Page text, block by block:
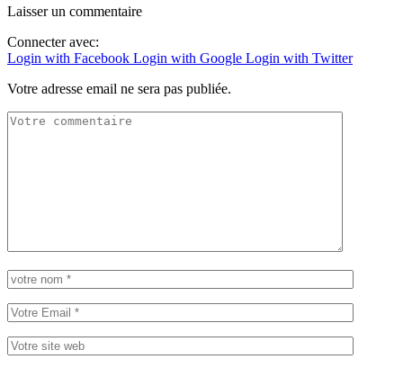
Laisser un commentaire
Connecter avec:
Login with Facebook Login with Google Login with Twitter
Votre adresse email ne sera pas publiée.